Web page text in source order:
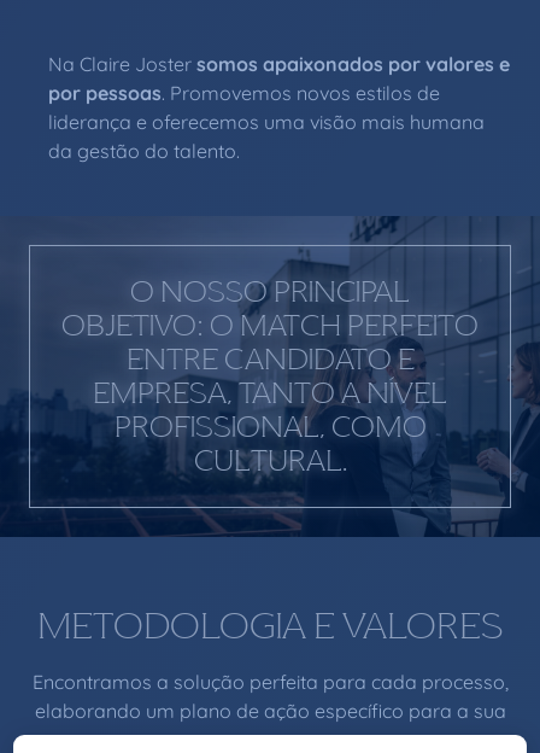
Na Claire Joster somos apaixonados por valores e
por pessoas. Promovemos novos estilos de
liderança e oferecemos uma visão mais humana
da gestão do talento.
O NOSSO PRINCIPAL
OBJETIVO: O MATCH PERFEITO
ENTRE CANDIDATO E
EMPRESA, TANTO A NÍVEL
PROFISSIONAL, COMO
CULTURAL.
METODOLOGIA E VALORES
Encontramos a solução perfeita para cada processo,
elaborando um plano de ação específico para a sua
empresa.